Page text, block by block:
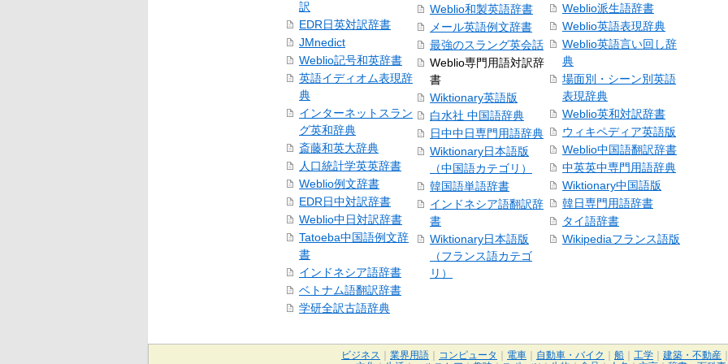
訳
EDR日英対訳辞書
JMnedict
Weblio記号和英辞書
英語イディオム表現辞
典
インターネットスラン
グ英和辞典
斎藤和英大辞典
人口統計学英英辞書
Weblio例文辞書
EDR日中対訳辞書
Weblio中日対訳辞書
Tatoeba中国語例文辞
書
インドネシア語辞書
ベトナム語翻訳辞書
学研全訳古語辞典
Weblio和製英語辞書
メール英語例文辞書
最強のスラング英会話
Weblio専門用語対訳辞
書
Wiktionary英語版
白水社 中国語辞典
日中中日専門用語辞典
Wiktionary日本語版
（中国語カテゴリ）
韓国語単語辞書
インドネシア語翻訳辞
書
Wiktionary日本語版
（フランス語カテゴ
リ）
Weblio派生語辞書
Weblio英語表現辞典
Weblio英語言い回し辞
典
場面別・シーン別英語
表現辞典
Weblio英和対訳辞書
ウィキペディア英語版
Weblio中国語翻訳辞書
中英英中専門用語辞典
Wiktionary中国語版
韓日専門用語辞書
タイ語辞書
Wikipediaフランス語版
ビジネス 業界用語 コンピュータ 電車 自動車・バイク 船 工学 建築・不動産